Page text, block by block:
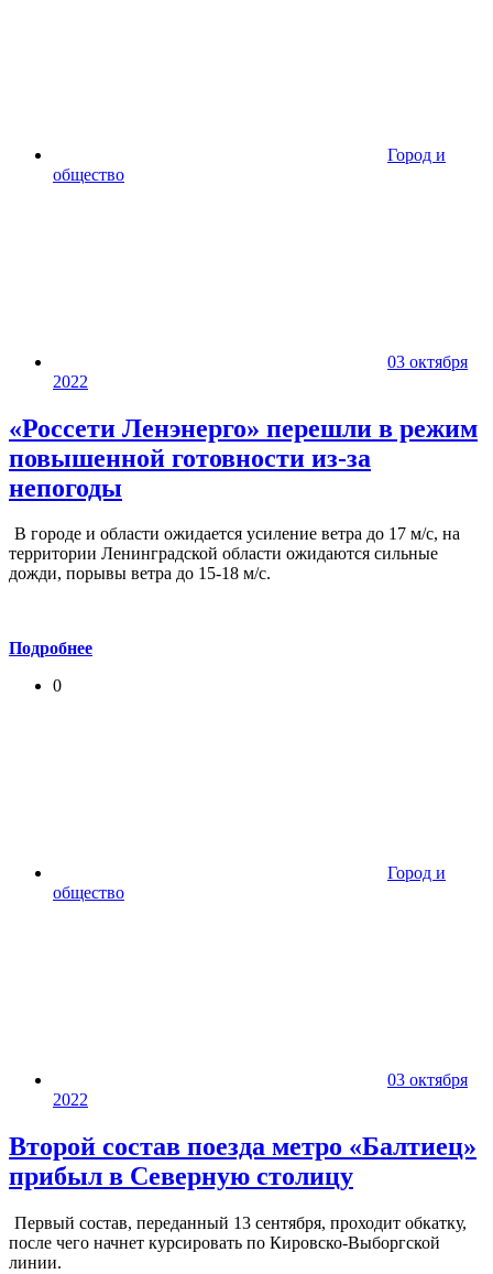
Город и
общество
03 октября
2022
«Россети Ленэнерго» перешли в режим
повышенной готовности из-за
непогоды
В городе и области ожидается усиление ветра до 17 м/с, на
территории Ленинградской области ожидаются сильные
дожди, порывы ветра до 15-18 м/с.
Подробнее
0
Город и
общество
03 октября
2022
Второй состав поезда метро «Балтиец»
прибыл в Северную столицу
Первый состав, переданный 13 сентября, проходит обкатку,
после чего начнет курсировать по Кировско-Выборгской
линии.